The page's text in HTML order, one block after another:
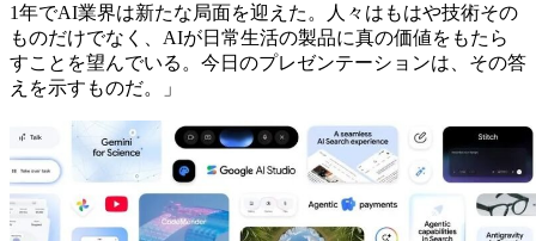
1年でAI業界は新たな局面を迎えた。人々はもはや技術その
ものだけでなく、AIが日常生活の製品に真の価値をもたら
すことを望んでいる。今日のプレゼンテーションは、その答
えを示すものだ。」